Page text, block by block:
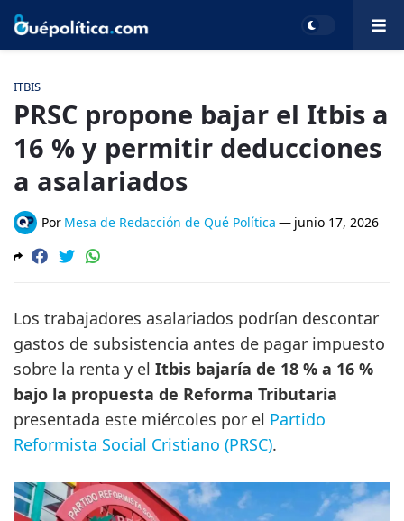
ITBIS
PRSC propone bajar el Itbis a
16 % y permitir deducciones
a asalariados
Por Mesa de Redacción de Qué Política — junio 17, 2026
Los trabajadores asalariados podrían descontar
gastos de subsistencia antes de pagar impuesto
sobre la renta y el Itbis bajaría de 18 % a 16 %
bajo la propuesta de Reforma Tributaria
presentada este miércoles por el Partido
Reformista Social Cristiano (PRSC).